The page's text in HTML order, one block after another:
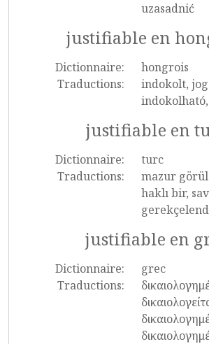
uzasadnić
justifiable en
Dictionnaire:
hongrois
Traductions:
indokolt,
justifiable en
Dictionnaire:
turc
Traductions:
mazur
haklı bir,
justifiable en
Dictionnaire:
grec
Traductions: